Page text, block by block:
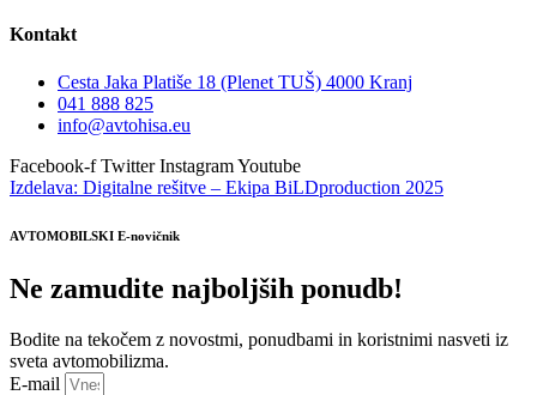
Kontakt
Cesta Jaka Platiše 18 (Plenet TUŠ) 4000 Kranj
041 888 825
info@avtohisa.eu
Facebook-f Twitter InstagramYoutube
Izdelava: Digitalne rešitve – Ekipa BiLDproduction 2025
AVTOMOBILSKI E-novičnik
Ne zamudite najboljših ponudb!
Bodite na tekočem z novostmi, ponudbami in koristnimi nasveti iz
sveta avtomobilizma.
E-mail